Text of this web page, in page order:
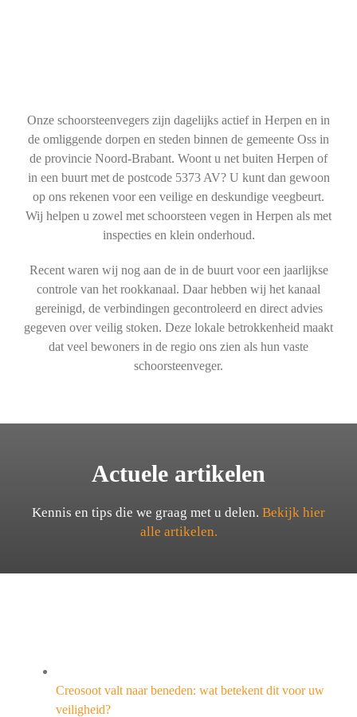
Onze schoorsteenvegers zijn dagelijks actief in Herpen en in
de omliggende dorpen en steden binnen de gemeente Oss in
de provincie Noord-Brabant. Woont u net buiten Herpen of
in een buurt met de postcode 5373 AV? U kunt dan gewoon
op ons rekenen voor een veilige en deskundige veegbeurt.
Wij helpen u zowel met schoorsteen vegen in Herpen als met
inspecties en klein onderhoud.
Recent waren wij nog aan de in de buurt voor een jaarlijkse
controle van het rookkanaal. Daar hebben wij het kanaal
gereinigd, de verbindingen gecontroleerd en direct advies
gegeven over veilig stoken. Deze lokale betrokkenheid maakt
dat veel bewoners in de regio ons zien als hun vaste
schoorsteenveger.
Actuele artikelen
Kennis en tips die we graag met u delen. Bekijk hier
alle artikelen.
Creosoot valt naar beneden: wat betekent dit voor uw
veiligheid?